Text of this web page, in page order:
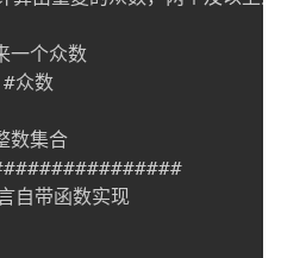
一个众数
众数
数集合
自带函数实现